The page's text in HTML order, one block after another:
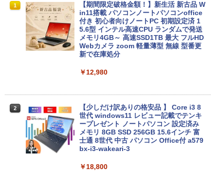
1
【期間限定破格金額！】新生活 新古品 W
in11搭載 パソコンノートパソコンoffice
付き 初心者向けノートPC 初期設定済 1
5.6型 インテル高速CPU ランダムで発送
メモリ4GB～ 高速SSD1TB 最大 フルHD
Webカメラ zoom 軽量薄型 無線 型番更
新で在庫処分
￥12,980
2
【少しだけ訳ありの格安品 】 Core i3 8
世代 windows11 レビュー記載でテンキ
ープレゼント ノートパソコン 設定済み
メモリ 8GB SSD 256GB 15.6インチ 富
士通 8世代 中古 パソコン Office付 a579
bx-i3-wakeari-3
￥18,800